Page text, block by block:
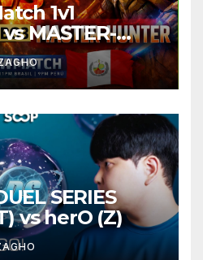
1v1
MASTER-
SERIES
vs herO (Z)